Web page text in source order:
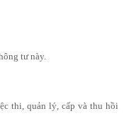
tư này.
thi, quản lý, cấp và thu hồi